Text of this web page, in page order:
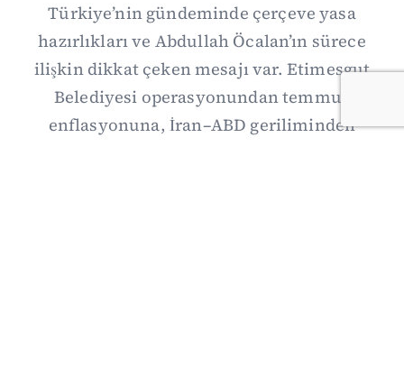
Türkiye’nin gündeminde çerçeve yasa
hazırlıkları ve Abdullah Öcalan’ın sürece
ilişkin dikkat çeken mesajı var. Etimesgut
Belediyesi operasyonundan temmuz
enflasyonuna, İran–ABD geriliminden